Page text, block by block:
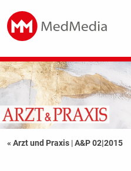
« Arzt und Praxis |A&P 02|2015